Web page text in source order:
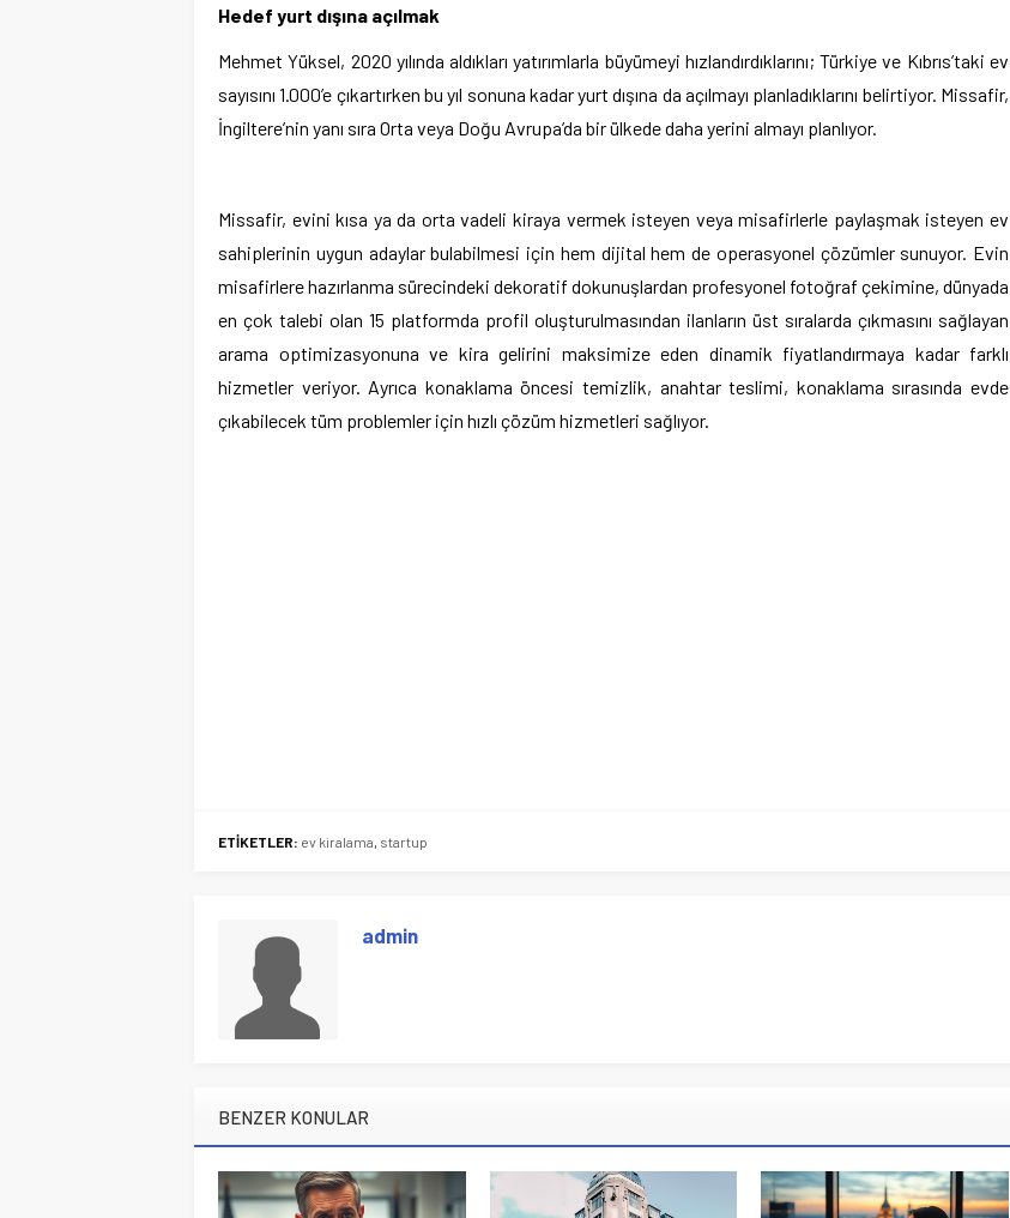
Hedef yurt dışına açılmak
Mehmet Yüksel, 2020 yılında aldıkları yatırımlarla büyümeyi hızlandırdıklarını; Türkiye ve Kıbrıs’taki ev
sayısını 1.000’e çıkartırken bu yıl sonuna kadar yurt dışına da açılmayı planladıklarını belirtiyor. Missafir,
İngiltere’nin yanı sıra Orta veya Doğu Avrupa’da bir ülkede daha yerini almayı planlıyor.
Missafir, evini kısa ya da orta vadeli kiraya vermek isteyen veya misafirlerle paylaşmak isteyen ev
sahiplerinin uygun adaylar bulabilmesi için hem dijital hem de operasyonel çözümler sunuyor. Evin
misafirlere hazırlanma sürecindeki dekoratif dokunuşlardan profesyonel fotoğraf çekimine, dünyada
en çok talebi olan 15 platformda profil oluşturulmasından ilanların üst sıralarda çıkmasını sağlayan
arama optimizasyonuna ve kira gelirini maksimize eden dinamik fiyatlandırmaya kadar farklı
hizmetler veriyor. Ayrıca konaklama öncesi temizlik, anahtar teslimi, konaklama sırasında evde
çıkabilecek tüm problemler için hızlı çözüm hizmetleri sağlıyor.
ETİKETLER: ev kiralama, startup
admin
BENZER KONULAR